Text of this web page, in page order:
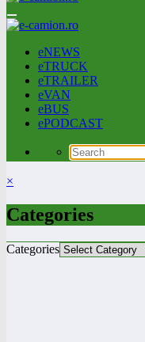
eNEWS
eTRUCK
eTRAILER
eVAN
eBUS
ePODCAST
×
Categories
Categories